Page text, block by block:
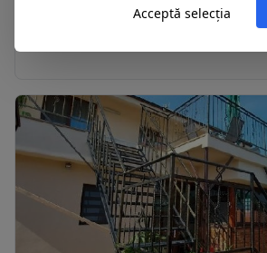
2 Mai, RomaniaAcceptă selecția